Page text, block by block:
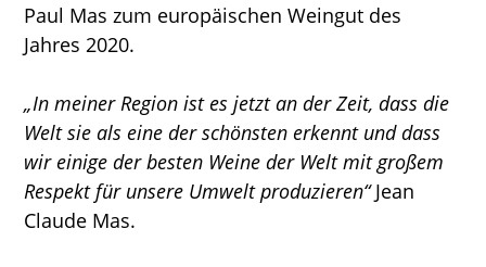
Paul Mas zum europäischen Weingut des
Jahres 2020.
„In meiner Region ist es jetzt an der Zeit, dass die
Welt sie als eine der schönsten erkennt und dass
wir einige der besten Weine der Welt mit großem
Respekt für unsere Umwelt produzieren“Jean
Claude Mas.